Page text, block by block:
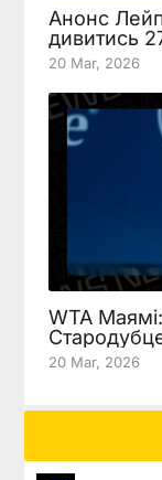
Анонс
дивитись
20 Mar, 2026
WTA
20 Mar, 2026